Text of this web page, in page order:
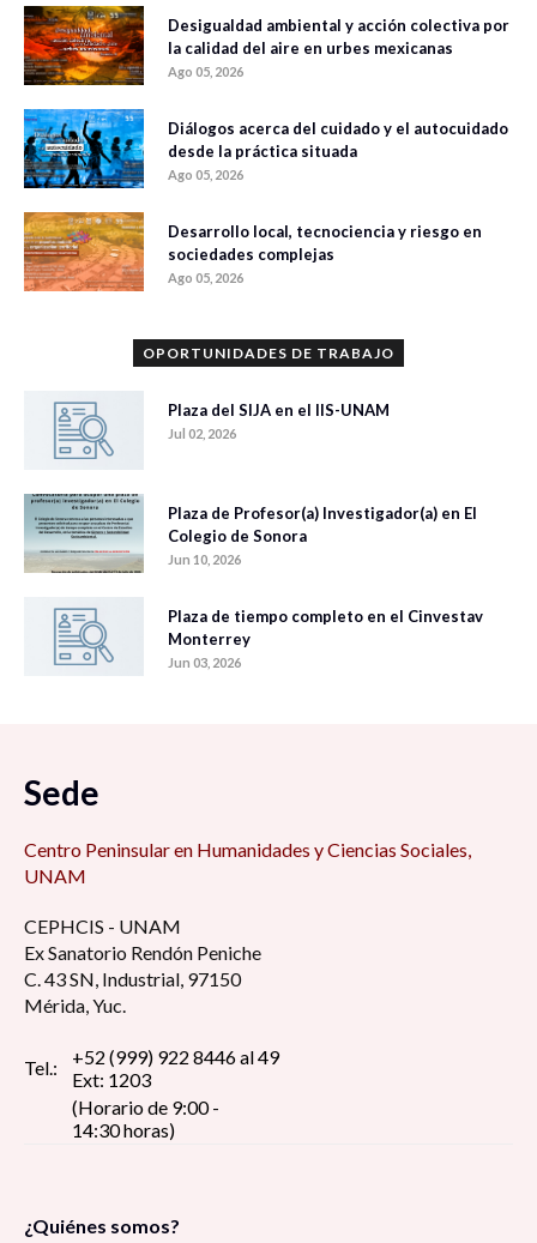
Desigualdad ambiental y acción colectiva por
la calidad del aire en urbes mexicanas
Ago 05, 2026
Diálogos acerca del cuidado y el autocuidado
desde la práctica situada
Ago 05, 2026
Desarrollo local, tecnociencia y riesgo en
sociedades complejas
Ago 05, 2026
OPORTUNIDADES DE TRABAJO
Plaza del SIJA en el IIS-UNAM
Jul 02, 2026
Plaza de Profesor(a) Investigador(a) en El
Colegio de Sonora
Jun 10, 2026
Plaza de tiempo completo en el Cinvestav
Monterrey
Jun 03, 2026
Sede
Centro Peninsular en Humanidades y Ciencias Sociales,
UNAM
CEPHCIS - UNAM
Ex Sanatorio Rendón Peniche
C. 43 SN, Industrial, 97150
Mérida, Yuc.
Tel.:
+52 (999) 922 8446 al 49
Ext: 1203
(Horario de 9:00 -
14:30 horas)
¿Quiénes somos?